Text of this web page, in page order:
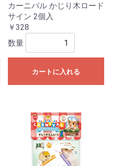
カーニバル かじり木ロード
サイン 2個入
￥328
数量
カートに入れる